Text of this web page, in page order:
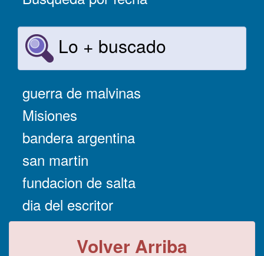
Lo + buscado
guerra de malvinas
Misiones
bandera argentina
san martin
fundacion de salta
dia del escritor
Volver Arriba